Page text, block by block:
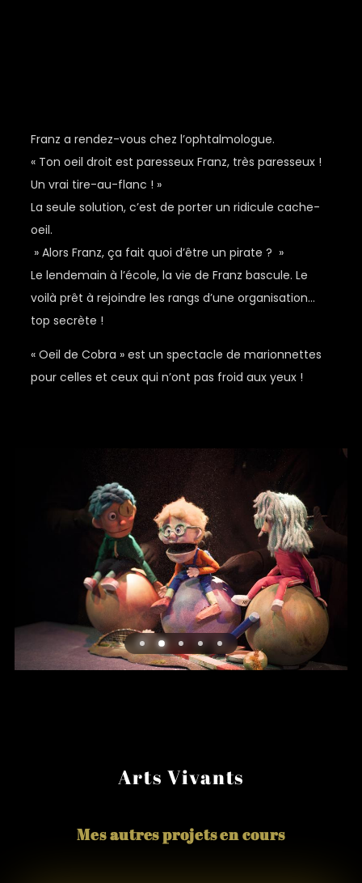
Franz a rendez-vous chez l’ophtalmologue.
« Ton oeil droit est paresseux Franz, très paresseux !
Un vrai tire-au-flanc ! »
La seule solution, c’est de porter un ridicule cache-
oeil.
» Alors Franz, ça fait quoi d’être un pirate ? »
Le lendemain à l’école, la vie de Franz bascule. Le
voilà prêt à rejoindre les rangs d’une organisation…
top secrète !
« Oeil de Cobra » est un spectacle de marionnettes
pour celles et ceux qui n’ont pas froid aux yeux !
Arts Vivants
Mes autres projets en cours